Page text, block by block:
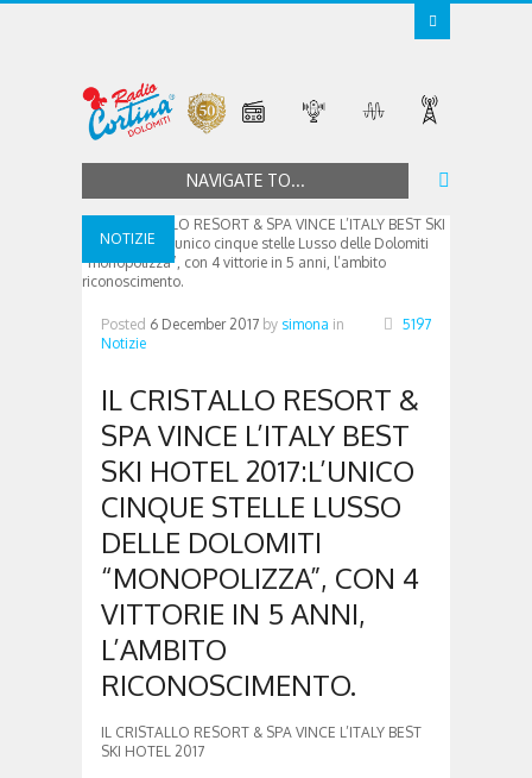
NAVIGATE TO...
NOTIZIE
Posted 6 December 2017 by simona in
Notizie
5197
IL CRISTALLO RESORT &
SPA VINCE L’ITALY BEST
SKI HOTEL 2017:L’UNICO
CINQUE STELLE LUSSO
DELLE DOLOMITI
“MONOPOLIZZA”, CON 4
VITTORIE IN 5 ANNI,
L’AMBITO
RICONOSCIMENTO.
IL CRISTALLO RESORT & SPA VINCE L’ITALY BEST
SKI HOTEL 2017